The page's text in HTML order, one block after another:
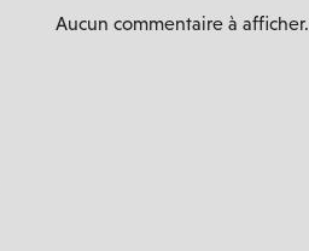
Aucun commentaire à afficher.